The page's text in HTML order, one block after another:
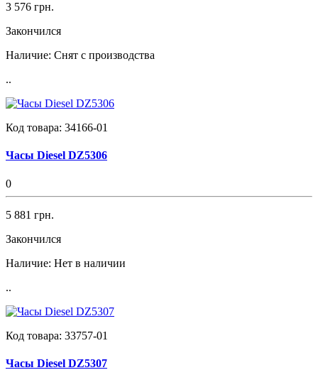
3 576 грн.
Закончился
Наличие: Снят с производства
..
Код товара: 34166-01
Часы Diesel DZ5306
0
5 881 грн.
Закончился
Наличие: Нет в наличии
..
Код товара: 33757-01
Часы Diesel DZ5307